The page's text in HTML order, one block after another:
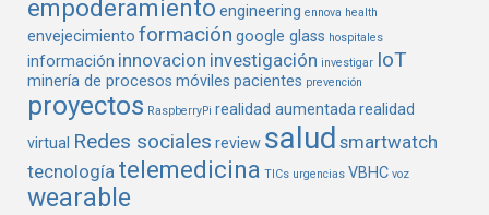
empoderamiento engineering ennova health
envejecimiento formación google glass hospitales
información innovacion investigación investigar IoT
minería de procesos móviles pacientes prevención
proyectos RaspberryPi realidad aumentadarealidad
virtual Redes sociales review salud smartwatch
tecnología telemedicina TICs urgencias VBHC voz
wearable